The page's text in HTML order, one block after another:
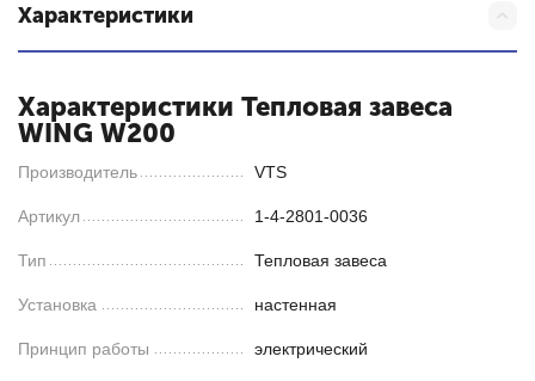
Характеристики
Характеристики Тепловая завеса
WING W200
Производитель VTS
Артикул 1-4-2801-0036
Тип Тепловая завеса
Установка настенная
Принцип работы электрический